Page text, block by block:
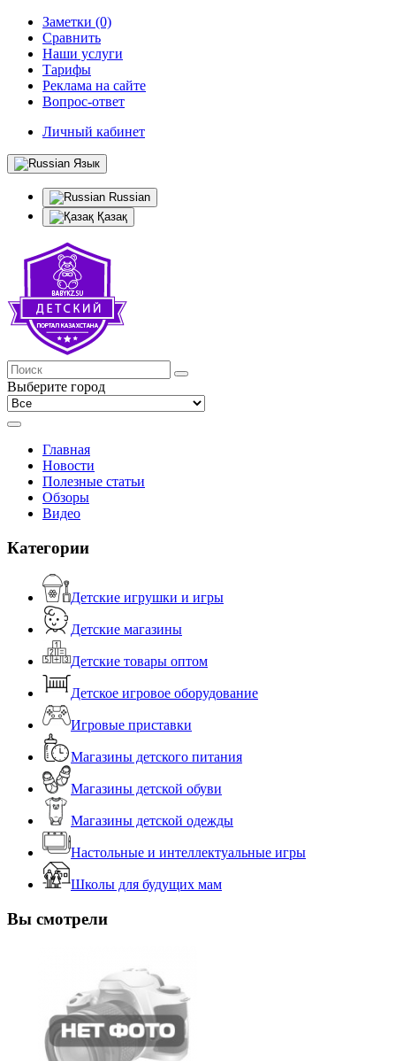
Заметки (0)
Сравнить
Наши услуги
Тарифы
Реклама на сайте
Вопрос-ответ
Личный кабинет
Язык
Russian
Қазақ
Выберите город
Главная
Новости
Полезные статьи
Обзоры
Видео
Категории
Детские игрушки и игры
Детские магазины
Детские товары оптом
Детское игровое оборудование
Игровые приставки
Магазины детского питания
Магазины детской обуви
Магазины детской одежды
Настольные и интеллектуальные игры
Школы для будущих мам
Вы смотрели